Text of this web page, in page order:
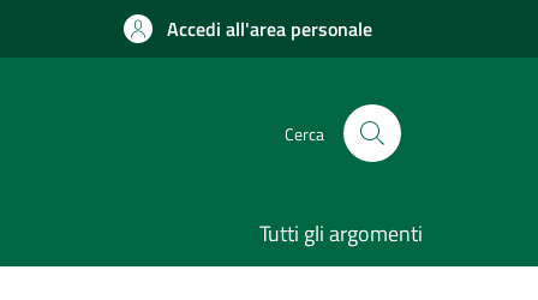
Accedi all'area personale
Cerca
Tutti gli argomenti